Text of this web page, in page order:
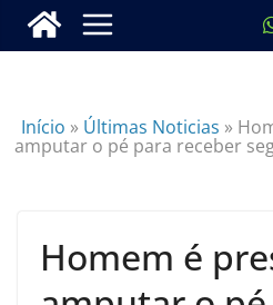
Início » Últimas Noticias »
amputar o pé para receber
Homem é